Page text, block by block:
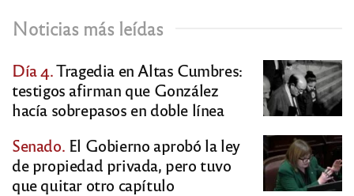
Noticias más leídas
Día 4.Tragedia en Altas Cumbres:
testigos afirman que González
hacía sobrepasos en doble línea
Senado. El Gobierno aprobó la ley
de propiedad privada, pero tuvo
que quitar otro capítulo